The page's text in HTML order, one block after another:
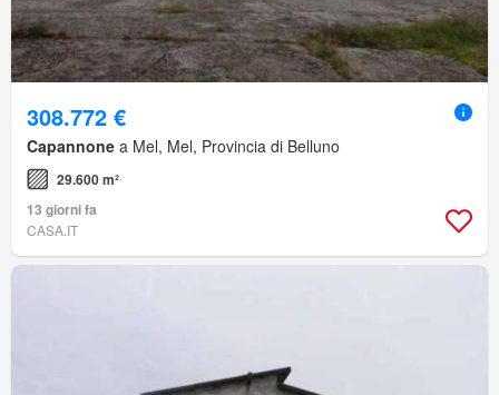
308.772 €
Capannone a Mel, Mel, Provincia di Belluno
29.600 m²
13 giorni fa
CASA.IT